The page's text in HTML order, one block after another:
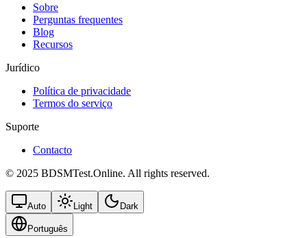
Sobre
Perguntas frequentes
Blog
Recursos
Jurídico
Política de privacidade
Termos do serviço
Suporte
Contacto
© 2025 BDSMTest.Online. All rights reserved.
Auto Light Dark
Português